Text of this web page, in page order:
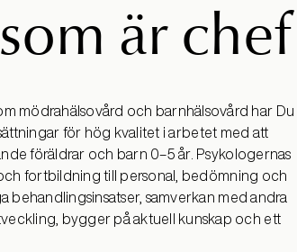
är chef
mödrahälsovård och barnhälsovård har Du
för hög kvalitet i arbetet med att
föräldrar och barn 0–5 år. Psykologernas
fortbildning till personal, bedömning och
behandlingsinsatser, samverkan med andra
bygger på aktuell kunskap och ett